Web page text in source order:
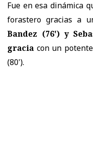
Fue en esa dinámica
forastero gracias a
Bandez (76') y
gracia con un
(80').